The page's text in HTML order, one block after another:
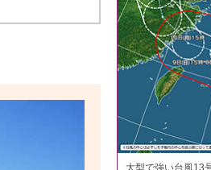
大型で強い台風13